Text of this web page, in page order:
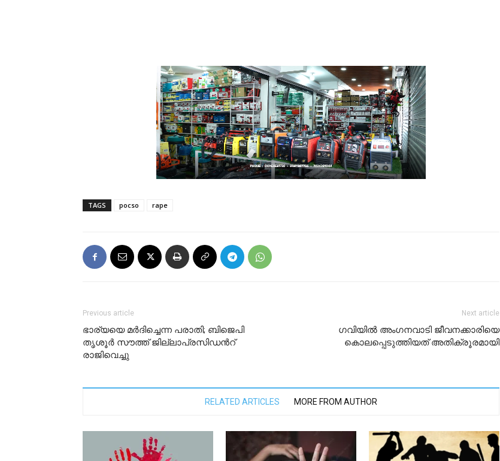
TAGS pocso rape
Previous article
ഭാര്യയെ മർദിച്ചെന്ന പരാതി; ബിജെപി
തൃശൂർ സൗത്ത് ജില്ലാപ്രസിഡന്‍റ്
രാജിവെച്ചു
Next article
ഗവിയിൽ അംഗനവാടി ജീവനക്കാരിയെ
കൊലപ്പെടുത്തിയത് അതിക്രൂരമായി
RELATED ARTICLES MORE FROM AUTHOR